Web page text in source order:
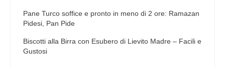
Pane Turco soffice e pronto in meno di 2 ore: Ramazan
Pidesi, Pan Pide
Biscotti alla Birra con Esubero di Lievito Madre – Facili e
Gustosi